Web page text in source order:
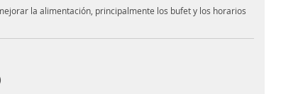
la alimentación, principalmente los bufet y los horarios